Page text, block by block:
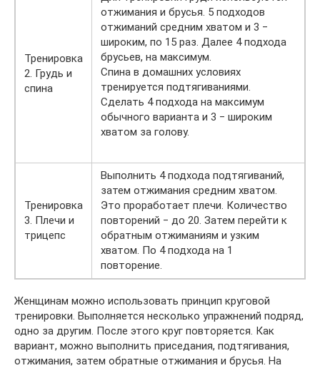
Тренировка
2. Грудь и
спина
отжимания и брусья. 5 подходов
отжиманий средним хватом и 3 ‒
широким, по 15 раз. Далее 4 подхода
брусьев, на максимум.
Спина в домашних условиях
тренируется подтягиваниями.
Сделать 4 подхода на максимум
обычного варианта и 3 ‒ широким
хватом за голову.
Тренировка
3. Плечи и
трицепс
Выполнить 4 подхода подтягиваний,
затем отжимания средним хватом.
Это проработает плечи. Количество
повторений ‒ до 20. Затем перейти к
обратным отжиманиям и узким
хватом. По 4 подхода на 1
повторение.
Женщинам можно использовать принцип круговой
тренировки. Выполняется несколько упражнений подряд,
одно за другим. После этого круг повторяется. Как
вариант, можно выполнить приседания, подтягивания,
отжимания, затем обратные отжимания и брусья. На